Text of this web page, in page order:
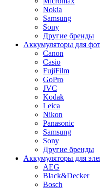
Nokia
Samsung
Sony
Другие бренды
Аккумуляторы для
Canon
Casio
FujiFilm
GoPro
JVC
Kodak
Leica
Nikon
Panasonic
Samsung
Sony
Другие бренды
Аккумуляторы для
AEG
Black&Decker
Bosch